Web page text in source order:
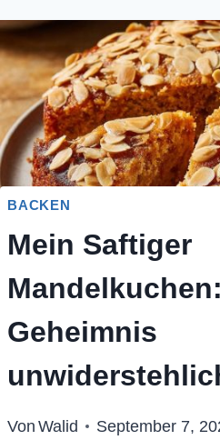
BACKEN
Mein Saftiger
Geheimnis
Von Walid September 7,